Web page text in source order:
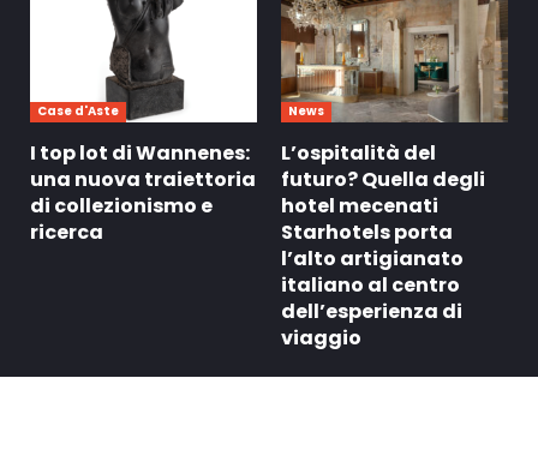
Case d'Aste
I top lot di Wannenes:
una nuova traiettoria
di collezionismo e
ricerca
News
L’ospitalità del
futuro? Quella degli
hotel mecenati
Starhotels porta
l’alto artigianato
italiano al centro
dell’esperienza di
viaggio